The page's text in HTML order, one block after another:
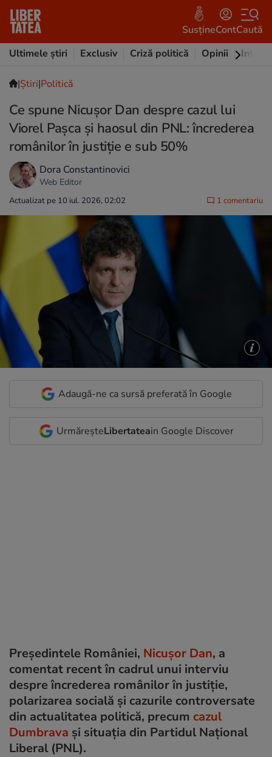
SusțineContCaută
Ultimele știri
Exclusiv Criză politică Opinii
|Ştiri|Politică
Ce spune Nicușor Dan despre cazul lui
Viorel Pașca și haosul din PNL: încrederea
românilor în justiție e sub 50%
Dora Constantinovici
Web Editor
Actualizat pe 10 iul. 2026, 02:02 1 comentariu
Adaugă-ne ca sursă preferată în Google
UrmăreșteLibertateain Google Discover
Președintele României, Nicușor Dan, a
comentat recent în cadrul unui interviu
despre încrederea românilor în justiție,
polarizarea socială și cazurile controversate
din actualitatea politică, precum cazul
Dumbrava și situația din Partidul Național
Liberal (PNL).